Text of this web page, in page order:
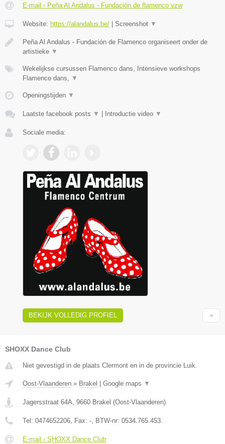
E-mail › Peña Al Andalus - Fundación de flamenco vzw
Website: https://alandalus.be/ | Screenshot ▼
Peña Al Andalus - Fundación de Flamenco organiseert onder de
artistieke ▼
Wekelijkse cursussen Flamenco dans, Intensieve workshops
Flamenco dans,
▼
Openingstijden ▼
Laatste facebook posts ▼ | Introductie video ▼
Sociale media:
BEKIJK VOLLEDIG PROFIEL
SHOXX Dance Club
Niet gevestigd in de plaats Clermont en in de provincie Luik.
Oost-Vlaanderen » Brakel | Google maps ▼
Jagersstraat 64A 9660 Brakel (Oost-Vlaanderen)
Tel: 0474652206 , Fax: - , BTW-nr: 0534.765.453.
E-mail › SHOXX Dance Club